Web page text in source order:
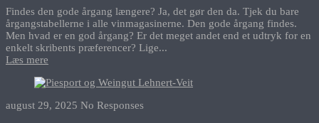
Findes den gode årgang længere? Ja, det gør den da. Tjek du bare
årgangstabellerne i alle vinmagasinerne. Den gode årgang findes.
Men hvad er en god årgang? Er det meget andet end et udtryk for en
enkelt skribents præferencer? Lige...
Læs mere
august 29, 2025 No Responses